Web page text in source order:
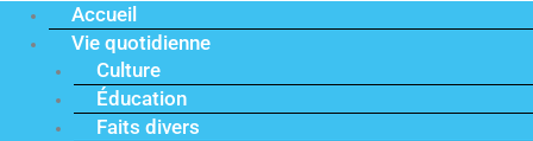
Accueil
Vie quotidienne
Culture
Éducation
Faits divers